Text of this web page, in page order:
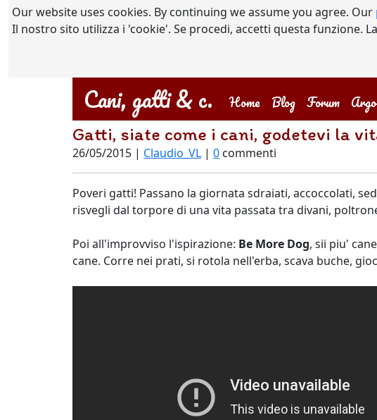
Our website uses cookies. By continuing we assume you agree. Our
Il nostro sito utilizza i 'cookie'. Se procedi, accetti questa funzione.
Cani, gatti & c. Home(current)
Blog Forum
Gatti, siate come i cani, godetevi la
26/05/2015 | Claudio_VL | 0 commenti
Poveri gatti! Passano la giornata sdraiati, accoccolati,
risvegli dal torpore di una vita passata tra divani,
Poi all'improvviso l'ispirazione: Be More Dog, sii piu'
cane. Corre nei prati, si rotola nell'erba, scava buche,